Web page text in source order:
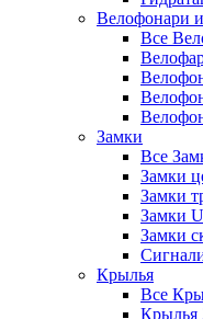
Велофонари
Все
Замки
Все
Замки
Замки
Замки
Замки
Крылья
Все
Крылья